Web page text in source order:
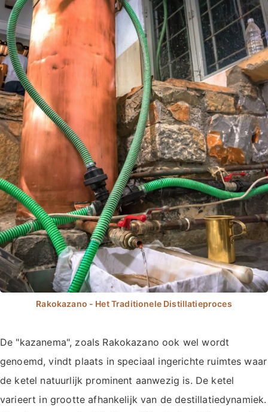
De "kazanema", zoals Rakokazano ook wel wordt
genoemd, vindt plaats in speciaal ingerichte ruimtes waar
de ketel natuurlijk prominent aanwezig is. De ketel
varieert in grootte afhankelijk van de destillatiedynamiek.